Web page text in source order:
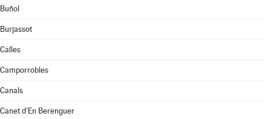
Buñol
Burjassot
Calles
Camporrobles
Canals
Canet d'En Berenguer